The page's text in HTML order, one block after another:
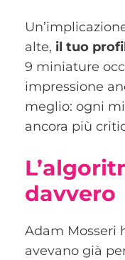
alte, il tuo
9 miniature
impressione
meglio: ogni
ancora più
davvero
Adam Mosseri
avevano già